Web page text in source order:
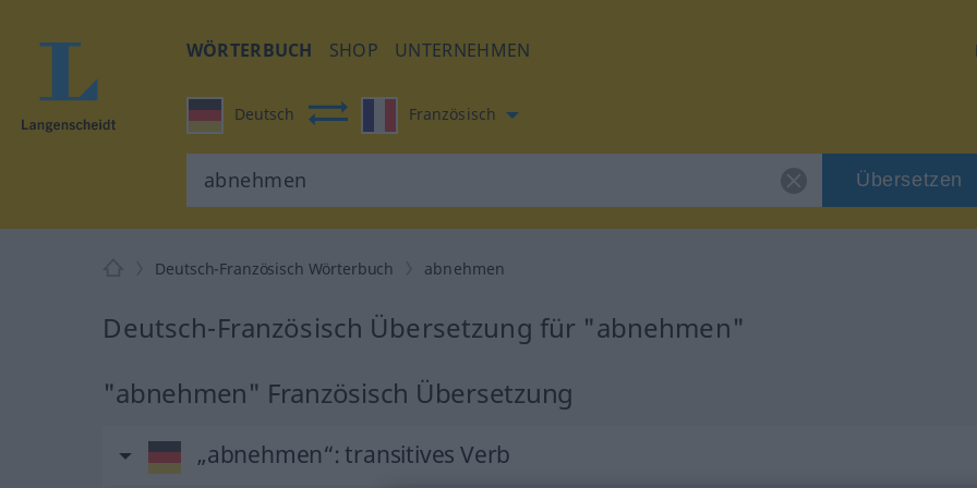
WÖRTERBUCH SHOP UNTERNEHMEN
Deutsch Französisch
Übersetzen
Deutsch-Französisch Wörterbuch abnehmen
Deutsch-Französisch Übersetzung für "abnehmen"
"abnehmen" Französisch Übersetzung
„abnehmen“: transitives Verb